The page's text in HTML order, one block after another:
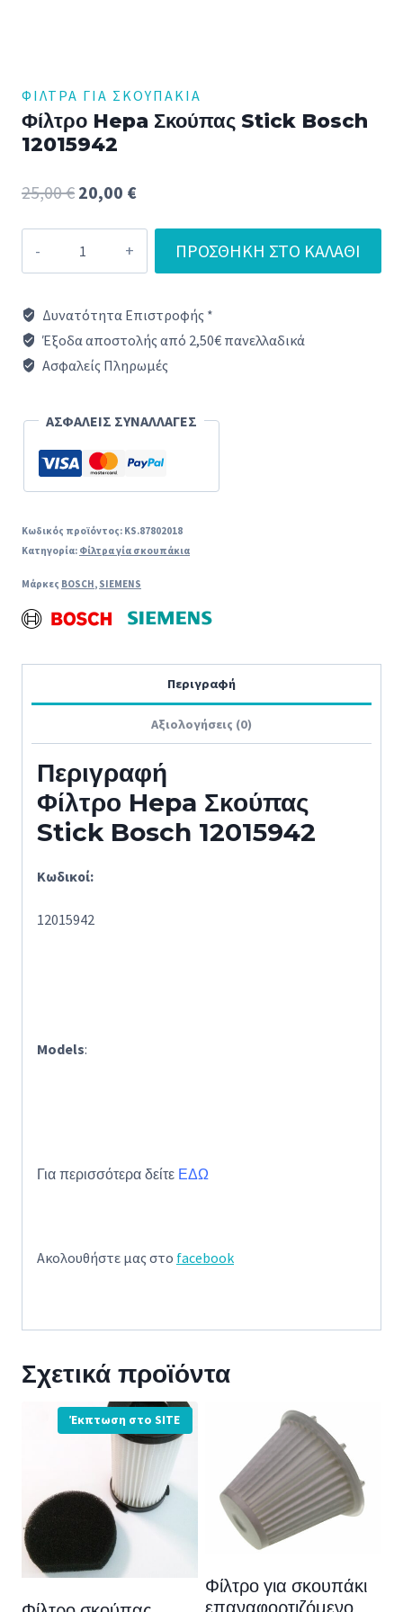
ΦΊΛΤΡΑ ΓΊΑ ΣΚΟΥΠΆΚΙΑ
Φίλτρο Hepa Σκούπας Stick Bosch
12015942
25,00€ Original
price
was:
20,00 €
τρέχουσα
20,00 €.
Hepa
Stick
Bosch
ποσότητα
ΠΡΟΣΘΉΚΗ ΣΤΟ ΚΑΛΆΘΙ
Δυνατότητα Επιστροφής *
Έξοδα αποστολής από 2,50€ πανελλαδικά
Ασφαλείς Πληρωμές
ΑΣΦΑΛΕΙΣ ΣΥΝΑΛΛΑΓΕΣ
Κωδικός προϊόντος: KS.87802018
Κατηγορία: Φίλτρα γία σκουπάκια
Μάρκες BOSCH, SIEMENS
Περιγραφή
Αξιολογήσεις (0)
Περιγραφή
Φίλτρο Hepa Σκούπας
Stick Bosch 12015942
Κωδικοί:
12015942
Models:
Για περισσότερα δείτε ΕΔΩ
Ακολουθήστε μας στο facebook
Σχετικά προϊόντα
Έκπτωση στο SITE
Φίλτρο για σκουπάκι